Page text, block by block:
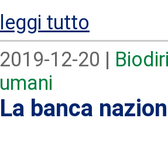
leggi tutto
2019-12-20 |
umani
La banca